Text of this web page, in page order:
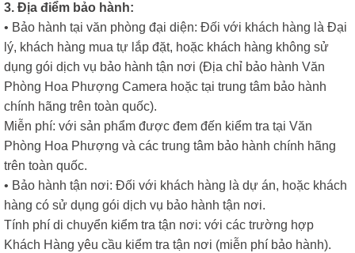
3. Địa điểm bảo hành:
• Bảo hành tại văn phòng đại diện: Đối với khách hàng là Đại
lý, khách hàng mua tự lắp đặt, hoặc khách hàng không sử
dụng gói dịch vụ bảo hành tận nơi (Địa chỉ bảo hành Văn
Phòng Hoa Phượng Camera hoặc tại trung tâm bảo hành
chính hãng trên toàn quốc).
Miễn phí: với sản phẩm được đem đến kiểm tra tại Văn
Phòng Hoa Phượng và các trung tâm bảo hành chính hãng
trên toàn quốc.
• Bảo hành tận nơi: Đối với khách hàng là dự án, hoặc khách
hàng có sử dụng gói dịch vụ bảo hành tận nơi.
Tính phí di chuyển kiểm tra tận nơi: với các trường hợp
Khách Hàng yêu cầu kiểm tra tận nơi (miễn phí bảo hành).